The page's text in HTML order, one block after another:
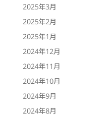
2025年3月
2025年2月
2025年1月
2024年12月
2024年11月
2024年10月
2024年9月
2024年8月